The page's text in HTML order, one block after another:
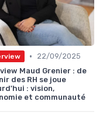
•
22/09/2025
Maud Grenier : de
des RH se joue
: vision,
et communauté